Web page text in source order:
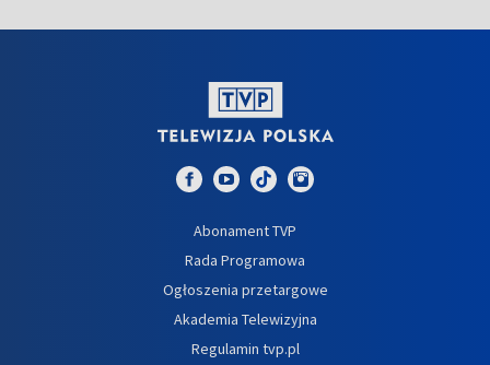
Abonament TVP
Rada Programowa
Ogłoszenia przetargowe
Akademia Telewizyjna
Regulamin tvp.pl